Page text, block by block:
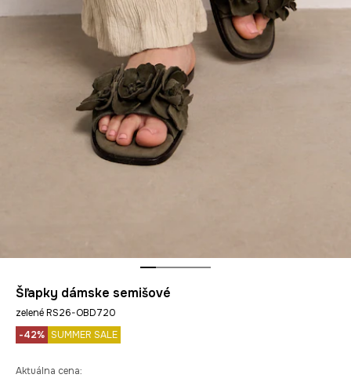
Šľapky dámske semišové
zelené RS26-OBD720
-42% SUMMER SALE
Aktuálna cena: